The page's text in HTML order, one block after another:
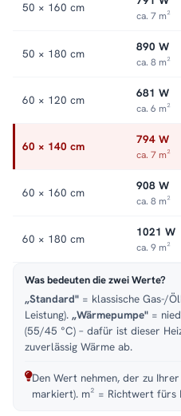
Passende Varianten,
Montageservice
50 × 160 cm
ca. 7 m²
50 × 180 cm 890 W
ca. 8 m²
60 × 120 cm 681 W
ca. 6 m²
60 × 140 cm 794 W
ca. 7 m²
60 × 160 cm 908 W
ca. 8 m²
60 × 180 cm 1021 W
ca. 9 m²
Was bedeuten die zwei Werte?
„Standard" = klassische Gas-/
Leistung). „Wärmepumpe" =
(55/45 °C) – dafür ist dieser
zuverlässig Wärme ab.
Den Wert nehmen, der zu
markiert). m² = Richtwert fürs